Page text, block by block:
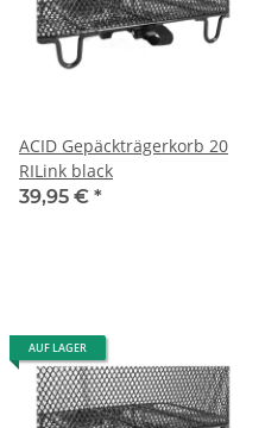
ACID Gepäckträgerkorb 20
RILink black
39,95 € *
AUF LAGER